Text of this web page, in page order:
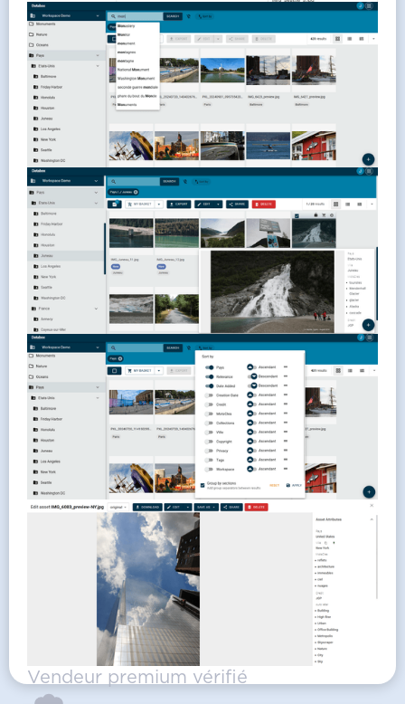
Vendeur premium vérifié